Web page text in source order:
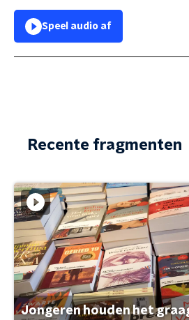
Speel audio af
Recente fragmenten
Jongeren houden het